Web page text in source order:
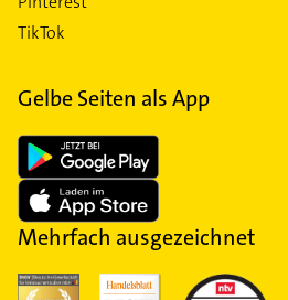
TikTok
Gelbe Seiten als App
Mehrfach ausgezeichnet